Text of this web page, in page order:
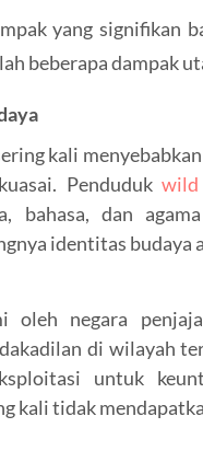
yang signifikan
beberapa dampak
kali
Penduduk
bahasa, dan
identitas budaya
oleh negara
di wilayah
untuk
kali tidak